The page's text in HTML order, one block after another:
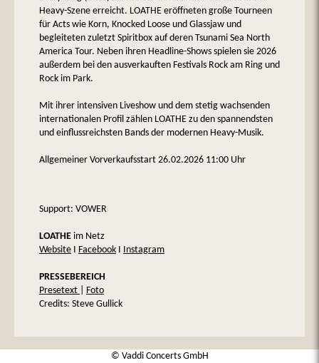
Heavy-Szene erreicht. LOATHE eröffneten große Tourneen
für Acts wie Korn, Knocked Loose und Glassjaw und
begleiteten zuletzt Spiritbox auf deren Tsunami Sea North
America Tour. Neben ihren Headline-Shows spielen sie 2026
außerdem bei den ausverkauften Festivals Rock am Ring und
Rock im Park.
Mit ihrer intensiven Liveshow und dem stetig wachsenden
internationalen Profil zählen LOATHE zu den spannendsten
und einflussreichsten Bands der modernen Heavy-Musik.
Allgemeiner Vorverkaufsstart 26.02.2026 11:00 Uhr
Support: VOWER
LOATHE im Netz
Website I Facebook I Instagram
PRESSEBEREICH
Presetext
Foto
Credits: Steve Gullick
© Vaddi Concerts GmbH